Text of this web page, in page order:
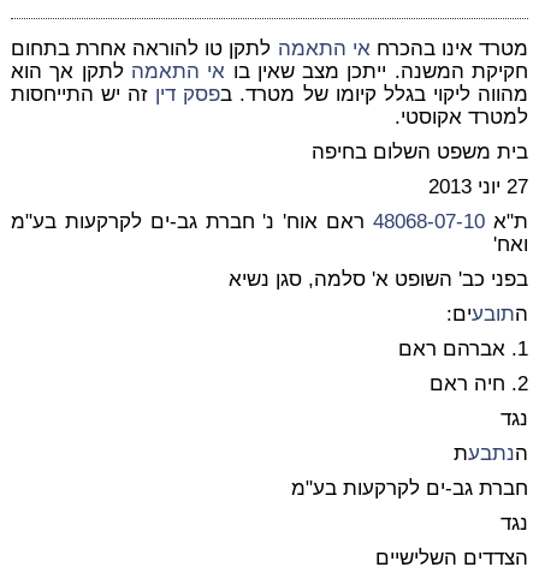
מטרד אינו בהכרח אי התאמה לתקן טו להוראה אחרת בתחום
חקיקת המשנה. ייתכן מצב שאין בו אי התאמה לתקן אך הוא
מהווה ליקוי בגלל קיומו של מטרד. בפסק דין זה יש התייחסות
למטרד אקוסטי.
בית משפט השלום בחיפה
27 יוני 2013
ת"א 48068-07-10ראם אוח' נ' חברת גב-ים לקרקעות בע"מ
ואח'
בפני כב' השופט א' סלמה, סגן נשיא
התובעים:
1. אברהם ראם
2. חיה ראם
נגד
הנתבעת
חברת גב-ים לקרקעות בע"מ
נגד
הצדדים השלישיים